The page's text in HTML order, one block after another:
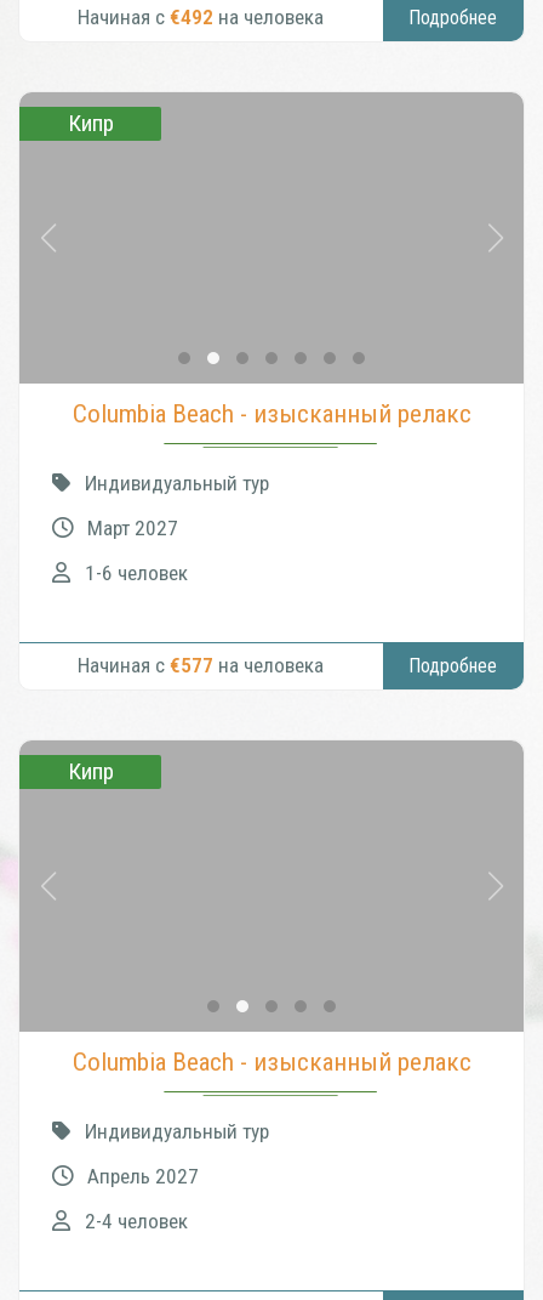
Начиная с€492 на человека Подробнее
Кипр
Columbia Beach - изысканный релакс
Индивидуальный тур
Март 2027
1-6 человек
Начиная с€577 на человека Подробнее
Кипр
Columbia Beach - изысканный релакс
Индивидуальный тур
Апрель 2027
2-4 человек